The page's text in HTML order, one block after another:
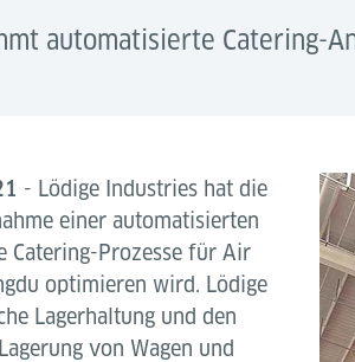
automatisierte Catering-
- Lödige Industries hat die
einer automatisierten
Catering-Prozesse für Air
optimieren wird. Lödige
Lagerhaltung und den
von Wagen und